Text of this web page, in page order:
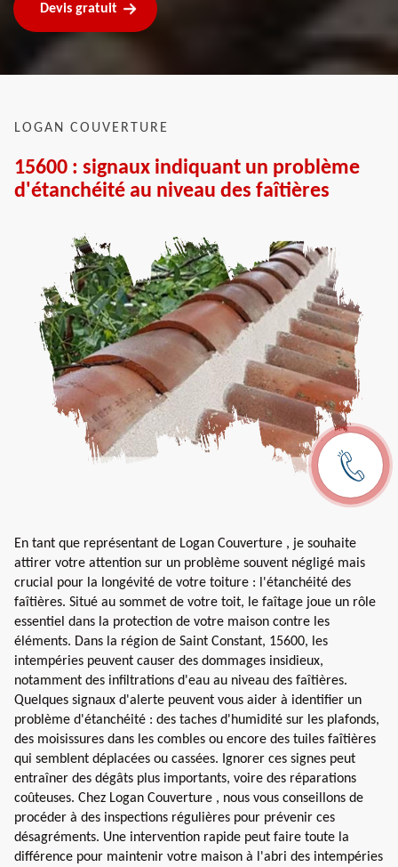
Devis gratuit
LOGAN COUVERTURE
15600 : signaux indiquant un problème
d'étanchéité au niveau des faîtières
En tant que représentant de Logan Couverture , je souhaite
attirer votre attention sur un problème souvent négligé mais
crucial pour la longévité de votre toiture : l'étanchéité des
faîtières. Situé au sommet de votre toit, le faîtage joue un rôle
essentiel dans la protection de votre maison contre les
éléments. Dans la région de Saint Constant, 15600, les
intempéries peuvent causer des dommages insidieux,
notamment des infiltrations d'eau au niveau des faîtières.
Quelques signaux d'alerte peuvent vous aider à identifier un
problème d'étanchéité : des taches d'humidité sur les plafonds,
des moisissures dans les combles ou encore des tuiles faîtières
qui semblent déplacées ou cassées. Ignorer ces signes peut
entraîner des dégâts plus importants, voire des réparations
coûteuses. Chez Logan Couverture , nous vous conseillons de
procéder à des inspections régulières pour prévenir ces
désagréments. Une intervention rapide peut faire toute la
différence pour maintenir votre maison à l'abri des intempéries